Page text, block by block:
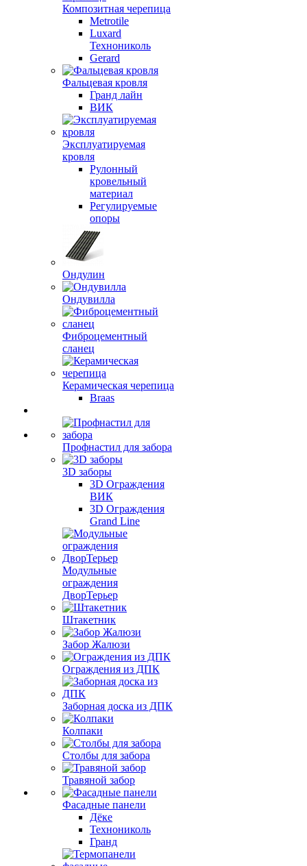
Композитная черепица
Metrotile
Luxard
Технониколь
Gerard
Фальцевая кровля
Гранд лайн
ВИК
Эксплуатируемая
кровля
Рулонный
кровельный
материал
Регулируемые
опоры
Ондулин
Ондувилла
Фиброцементный
сланец
Керамическая черепица
Braas
Профнастил для забора
3D заборы
3D Ограждения
ВИК
3D Ограждения
Grand Line
Модульные
ограждения
ДворТерьер
Штакетник
Забор Жалюзи
Ограждения из ДПК
Заборная доска из ДПК
Колпаки
Столбы для забора
Травяной забор
Фасадные панели
Дёке
Технониколь
Гранд